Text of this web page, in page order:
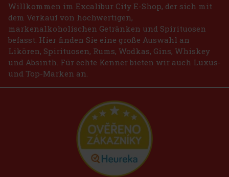
Willkommen im Excalibur City E-Shop, der sich mit
dem Verkauf von hochwertigen,
markenalkoholischen Getränken und Spirituosen
befasst. Hier finden Sie eine große Auswahl an
Likören, Spirituosen, Rums, Wodkas, Gins, Whiskey
und Absinth. Für echte Kenner bieten wir auch Luxus-
und Top-Marken an.